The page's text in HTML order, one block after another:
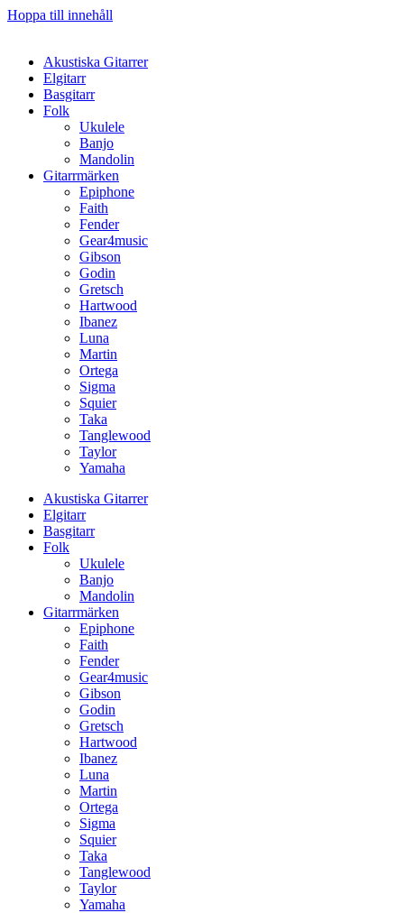
Hoppa till innehåll
Akustiska Gitarrer
Elgitarr
Basgitarr
Folk
Ukulele
Banjo
Mandolin
Gitarrmärken
Epiphone
Faith
Fender
Gear4music
Gibson
Godin
Gretsch
Hartwood
Ibanez
Luna
Martin
Ortega
Sigma
Squier
Taka
Tanglewood
Taylor
Yamaha
Akustiska Gitarrer
Elgitarr
Basgitarr
Folk
Ukulele
Banjo
Mandolin
Gitarrmärken
Epiphone
Faith
Fender
Gear4music
Gibson
Godin
Gretsch
Hartwood
Ibanez
Luna
Martin
Ortega
Sigma
Squier
Taka
Tanglewood
Taylor
Yamaha